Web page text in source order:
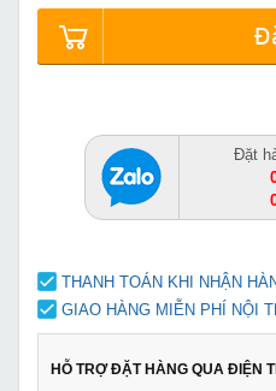
Đặt
THANH TOÁN KHI NHẬN
GIAO HÀNG MIỄN PHÍ NỘI
HỖ TRỢ ĐẶT HÀNG QUA ĐIỆN